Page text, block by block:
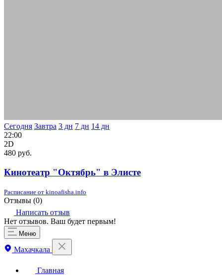
Сегодня Завтра 3 дн 7 дн 14 дн
22:00
2D
480 руб.
Кинотеатр "Октябрь" в Элисте
Расписание от kinoafisha.info
Отзывы (0)
Написать отзыв
Нет отзывов. Ваш будет первым!
Меню
Махачкала
Главная